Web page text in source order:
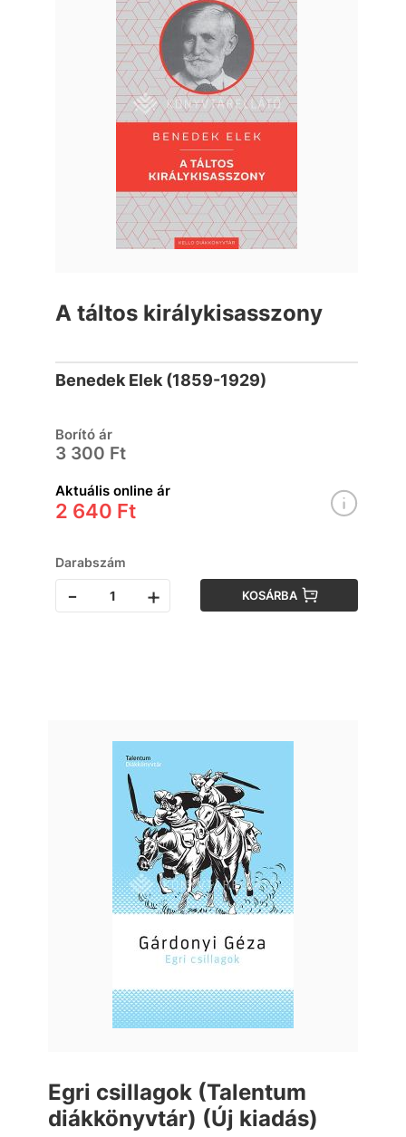
A táltos királykisasszony
Benedek Elek (1859-1929)
Borító ár
3 300 Ft
Aktuális online ár
2 640 Ft
Darabszám
- + KOSÁRBA
Egri csillagok (Talentum
diákkönyvtár) (Új kiadás)